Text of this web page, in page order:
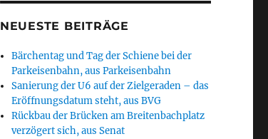
NEUESTE BEITRÄGE
Bärchentag und Tag der Schiene bei der
Parkeisenbahn, aus Parkeisenbahn
Sanierung der U6 auf der Zielgeraden – das
Eröffnungsdatum steht, aus BVG
Rückbau der Brücken am Breitenbachplatz
verzögert sich, aus Senat